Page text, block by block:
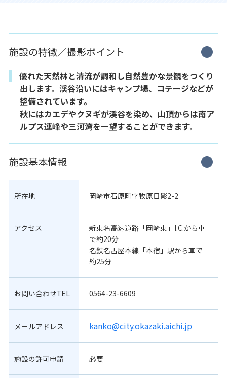
施設の特徴／撮影ポイント
優れた天然林と清流が調和し自然豊かな景観をつくり
出します。渓谷沿いにはキャンプ場、コテージなどが
整備されています。
秋にはカエデやクヌギが渓谷を染め、山頂からは南ア
ルプス連峰や三河湾を一望することができます。
施設基本情報
所在地 岡崎市石原町字牧原日影2-2
アクセス
新東名高速道路「岡崎東」I.C.から車
で約20分
名鉄名古屋本線「本宿」駅から車で
約25分
お問い合わせTEL 0564-23-6609
メールアドレス kanko@city.okazaki.aichi.jp
施設の許可申請 必要